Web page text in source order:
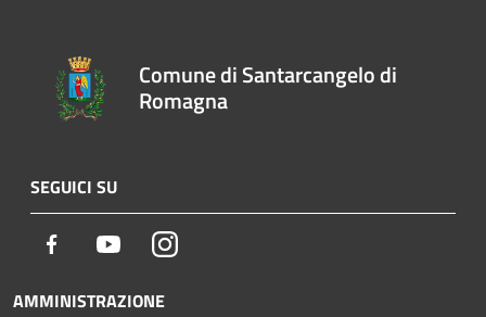
Comune di Santarcangelo di
Romagna
SEGUICI SU
Facebook YoutubeInstagram
AMMINISTRAZIONE